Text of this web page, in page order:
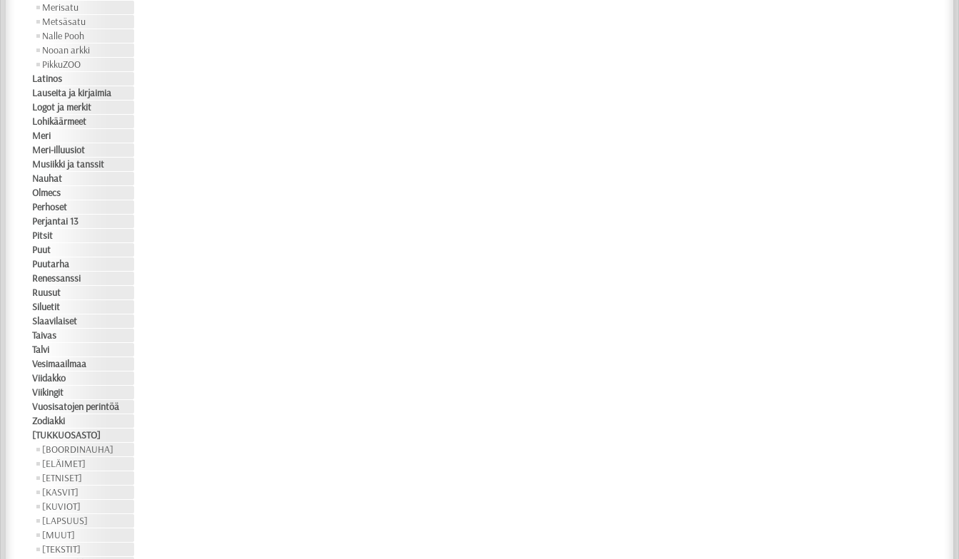
Merisatu
Metsäsatu
Nalle Pooh
Nooan arkki
PikkuZOO
Latinos
Lauseita ja kirjaimia
Logot ja merkit
Lohikäärmeet
Meri
Meri-illuusiot
Musiikki ja tanssit
Nauhat
Olmecs
Perhoset
Perjantai 13
Pitsit
Puut
Puutarha
Renessanssi
Ruusut
Siluetit
Slaavilaiset
Taivas
Talvi
Vesimaailmaa
Viidakko
Viikingit
Vuosisatojen perintöä
Zodiakki
[TUKKUOSASTO]
[BOORDINAUHA]
[ELÄIMET]
[ETNISET]
[KASVIT]
[KUVIOT]
[LAPSUUS]
[MUUT]
[TEKSTIT]